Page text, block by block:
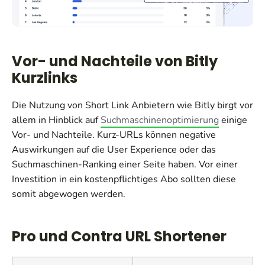
Vor- und Nachteile von Bitly
Kurzlinks
Die Nutzung von Short Link Anbietern wie Bitly birgt vor
allem in Hinblick aufSuchmaschinenoptimierungeinige
Vor- und Nachteile. Kurz-URLs können negative
Auswirkungen auf die User Experience oder das
Suchmaschinen-Ranking einer Seite haben. Vor einer
Investition in ein kostenpflichtiges Abo sollten diese
somit abgewogen werden.
Pro und Contra URL Shortener